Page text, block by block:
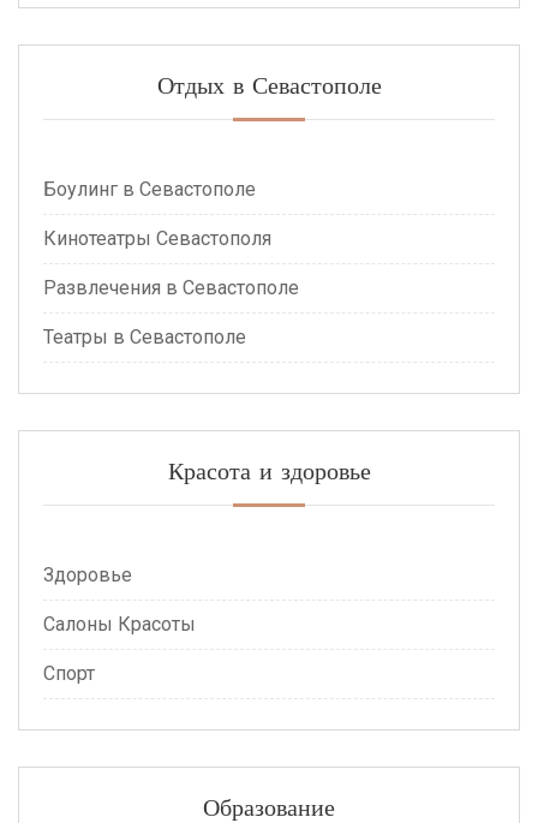
Отдых в Севастополе
Боулинг в Севастополе
Кинотеатры Севастополя
Развлечения в Севастополе
Театры в Севастополе
Красота и здоровье
Здоровье
Салоны Красоты
Спорт
Образование